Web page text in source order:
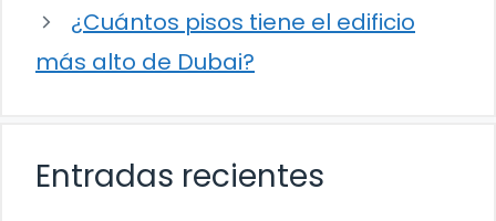
¿Cuántos pisos tiene el edificio
más alto de Dubai?
Entradas recientes